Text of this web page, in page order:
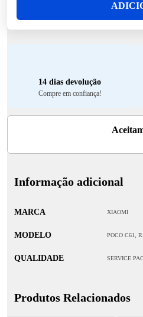
14 dias devolução
Compre em confiança!
Informação adicional
MARCA XIAOMI
MODELO POCO C61,
QUALIDADE SERVICE
Produtos Relacionados